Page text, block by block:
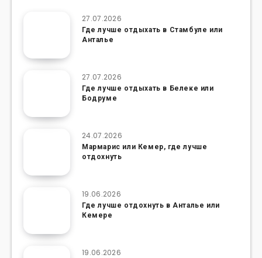
27.07.2026
Где лучше отдыхать в Стамбуле или
Анталье
27.07.2026
Где лучше отдыхать в Белеке или
Бодруме
24.07.2026
Мармарис или Кемер, где лучше
отдохнуть
19.06.2026
Где лучше отдохнуть в Анталье или
Кемере
19.06.2026